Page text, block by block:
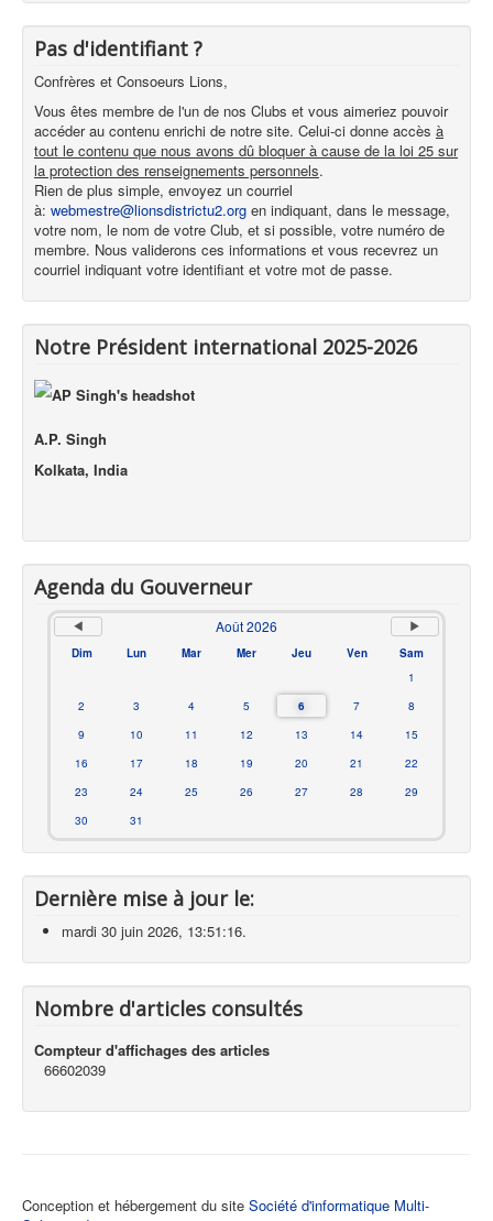
Pas d'identifiant ?
Confrères et Consoeurs Lions,
Vous êtes membre de l'un de nos Clubs et vous aimeriez pouvoir
accéder au contenu enrichi de notre site. Celui-ci donne accès à
tout le contenu que nous avons dû bloquer à cause de la loi 25 sur
la protection des renseignements personnels.
Rien de plus simple, envoyez un courriel
à: webmestre@lionsdistrictu2.org en indiquant, dans le message,
votre nom, le nom de votre Club, et si possible, votre numéro de
membre. Nous validerons ces informations et vous recevrez un
courriel indiquant votre identifiant et votre mot de passe.
Notre Président international 2025-2026
A.P. Singh
Kolkata, India
Agenda du Gouverneur
Août 2026
Dim Lun Mar Mer Jeu Ven
Sam
1
2
3 4 5 6 7
8
9
10 11 12 13 14
15
16
17 18 19 20 21
22
23
24 25 26 27 28
29
30
31
Dernière mise à jour le:
mardi 30 juin 2026, 13:51:16.
Nombre d'articles consultés
Compteur d'affichages des articles
66602039
Conception et hébergement du site Société d'informatique Multi-